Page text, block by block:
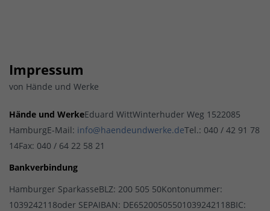
Impressum
von Hände und Werke
Hände und WerkeEduard WittWinterhuder Weg 1522085
HamburgE-Mail: info@haendeundwerke.deTel.: 040 / 42 91 78
14Fax: 040 / 64 22 58 21
Bankverbindung
Hamburger SparkasseBLZ: 200 505 50Kontonummer:
1039242118oder SEPAIBAN: DE65200505501039242118BIC: